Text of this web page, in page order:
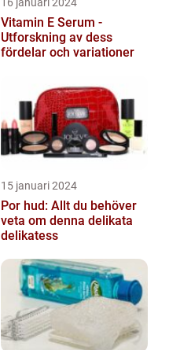
Vitamin E Serum -
Utforskning av dess
fördelar och variationer
15 januari 2024
Por hud: Allt du behöver
veta om denna delikata
delikatess